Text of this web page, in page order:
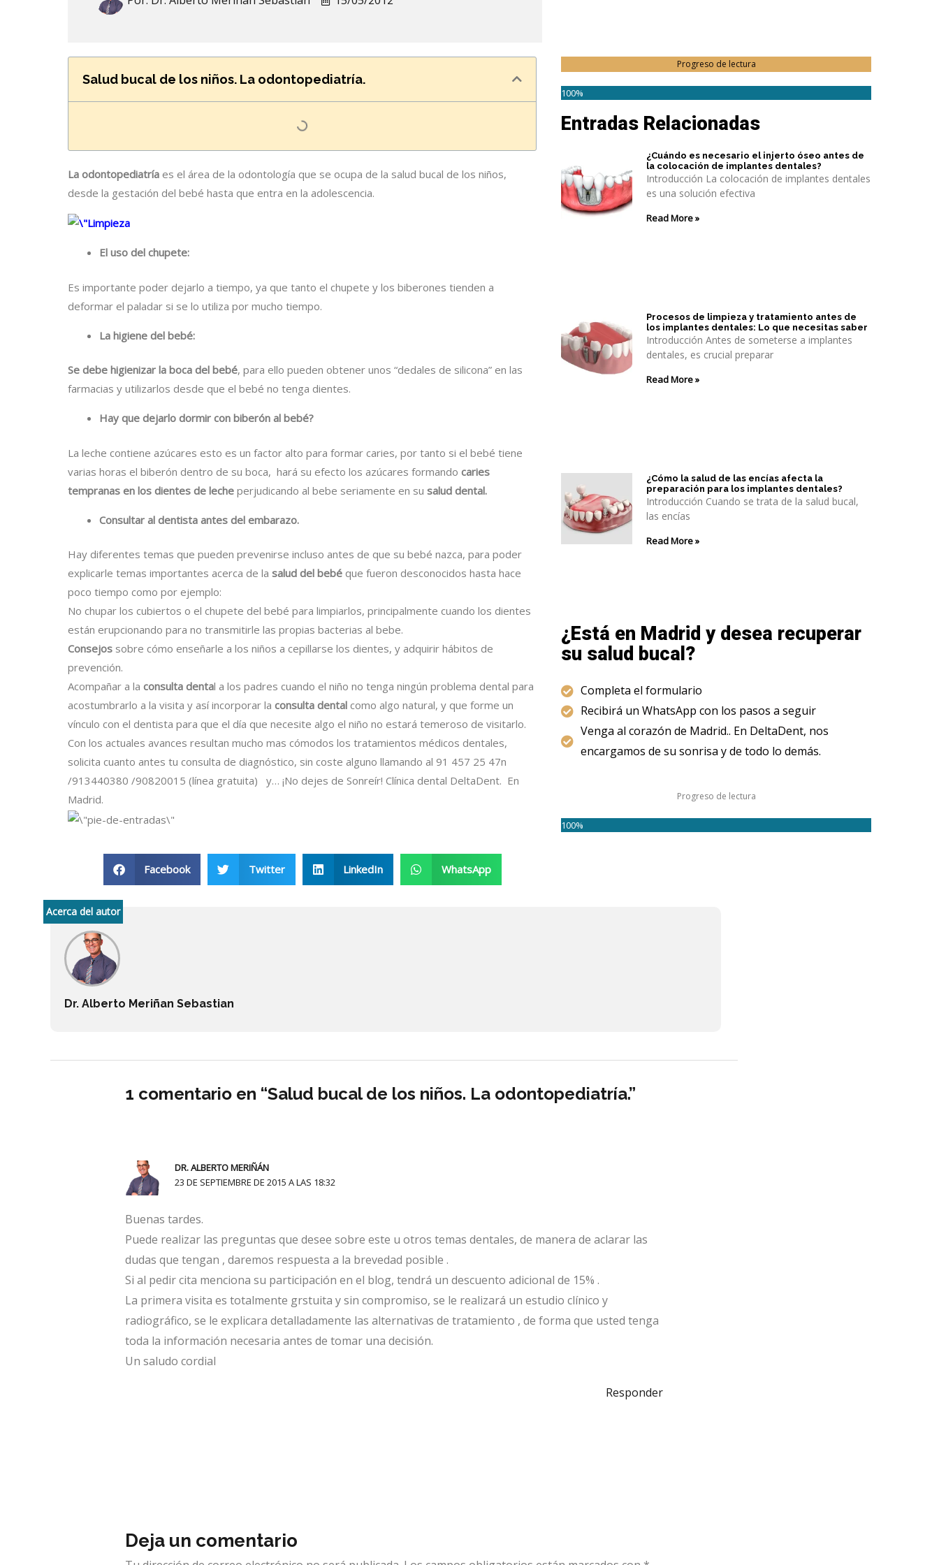
Salud bucal de los niños. La odontopediatría.
La odontopediatría es el área de la odontología que se ocupa de la salud bucal de los niños,
desde la gestación del bebé hasta que entra en la adolescencia.
El uso del chupete:
Es importante poder dejarlo a tiempo, ya que tanto el chupete y los biberones tienden a
deformar el paladar si se lo utiliza por mucho tiempo.
La higiene del bebé:
Se debe higienizar la boca del bebé, para ello pueden obtener unos “dedales de silicona” en las
farmacias y utilizarlos desde que el bebé no tenga dientes.
Hay que dejarlo dormir con biberón al bebé?
La leche contiene azúcares esto es un factor alto para formar caries, por tanto si el bebé tiene
varias horas el biberón dentro de su boca, hará su efecto los azúcares formando caries
tempranas en los dientes de leche perjudicando al bebe seriamente en su salud dental.
Consultar al dentista antes del embarazo.
Hay diferentes temas que pueden prevenirse incluso antes de que su bebé nazca, para poder
explicarle temas importantes acerca de la salud del bebé que fueron desconocidos hasta hace
poco tiempo como por ejemplo:
No chupar los cubiertos o el chupete del bebé para limpiarlos, principalmente cuando los dientes
están erupcionando para no transmitirle las propias bacterias al bebe.
Consejos sobre cómo enseñarle a los niños a cepillarse los dientes, y adquirir hábitos de
prevención.
Acompañar a la consulta dental a los padres cuando el niño no tenga ningún problema dental para
acostumbrarlo a la visita y así incorporar la consulta dental como algo natural, y que forme un
vínculo con el dentista para que el día que necesite algo el niño no estará temeroso de visitarlo.
Con los actuales avances resultan mucho mas cómodos los tratamientos médicos dentales,
solicita cuanto antes tu consulta de diagnóstico, sin coste alguno llamando al 91 457 25 47n
/913440380 /90820015 (línea gratuita) y… ¡No dejes de Sonreír! Clínica dental DeltaDent. En
Madrid.
Facebook Twitter LinkedIn WhatsApp
Progreso de lectura
100%
Entradas Relacionadas
¿Cuándo es necesario el injerto óseo antes de
la colocación de implantes dentales?
Introducción La colocación de implantes dentales
es una solución efectiva
Read More »
Procesos de limpieza y tratamiento antes de
los implantes dentales: Lo que necesitas saber
Introducción Antes de someterse a implantes
dentales, es crucial preparar
Read More »
¿Cómo la salud de las encías afecta la
preparación para los implantes dentales?
Introducción Cuando se trata de la salud bucal,
las encías
Read More »
¿Está en Madrid y desea recuperar
su salud bucal?
Completa el formulario
Recibirá un WhatsApp con los pasos a seguir
Venga al corazón de Madrid.. En DeltaDent, nos
encargamos de su sonrisa y de todo lo demás.
Progreso de lectura
100%
Acerca del autor
Dr. Alberto Meriñan Sebastian
1 comentario en “Salud bucal de los niños. La odontopediatría.”
DR. ALBERTO MERIÑÁN
23 DE SEPTIEMBRE DE 2015 A LAS 18:32
Buenas tardes.
Puede realizar las preguntas que desee sobre este u otros temas dentales, de manera de aclarar las
dudas que tengan , daremos respuesta a la brevedad posible .
Si al pedir cita menciona su participación en el blog, tendrá un descuento adicional de 15% .
La primera visita es totalmente grstuita y sin compromiso, se le realizará un estudio clínico y
radiográfico, se le explicara detalladamente las alternativas de tratamiento , de forma que usted tenga
toda la información necesaria antes de tomar una decisión.
Un saludo cordial
Responder
Deja un comentario